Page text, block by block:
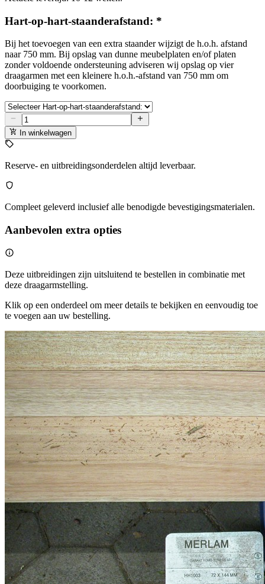
Hart-op-hart-staanderafstand: *
Bij het toevoegen van een extra staander wijzigt de h.o.h. afstand
naar 750 mm. Bij opslag van dunne meubelplaten en/of platen
zonder voldoende ondersteuning adviseren wij opslag op vier
draagarmen met een kleinere h.o.h.-afstand van 750 mm om
doorbuiging te voorkomen.
In winkelwagen
Reserve- en uitbreidingsonderdelen altijd leverbaar.
Compleet geleverd inclusief alle benodigde bevestigingsmaterialen.
Aanbevolen extra opties
Deze uitbreidingen zijn uitsluitend te bestellen in combinatie met
deze draagarmstelling.
Klik op een onderdeel om meer details te bekijken en eenvoudig toe
te voegen aan uw bestelling.